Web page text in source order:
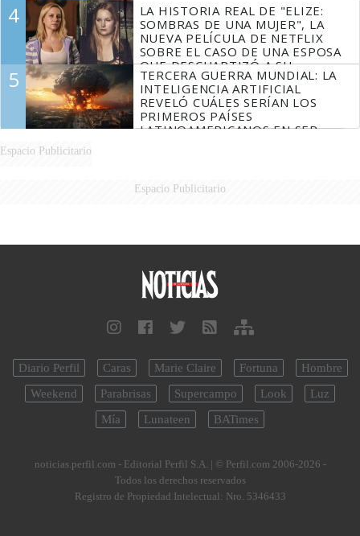
4
LA HISTORIA REAL DE "ELIZE:
SOMBRAS DE UNA MUJER", LA
NUEVA PELÍCULA DE NETFLIX
SOBRE EL CASO DE UNA ESPOSA
QUE DESCUARTIZÓ A SU
MARIDO
5
TERCERA GUERRA MUNDIAL: LA
INTELIGENCIA ARTIFICIAL
REVELÓ CUÁLES SERÍAN LOS
PRIMEROS PAÍSES
LATINOAMERICANOS EN SER
Espacio Publicitario
Espacio Publicitario
Diario Perfil Caras Marie Claire Fortuna
Hombre
Weekend
Parabrisas Supercampo Look
Luz
Mía
Lunateen BATimes
noticias.perfil.com - Editorial Perfil S.A. | © Perfil.com 2006-2026 -
Todos los derechos reservados
Registro de Propiedad Intelectual: Nro. 5346433